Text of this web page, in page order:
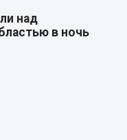
над
в ночь